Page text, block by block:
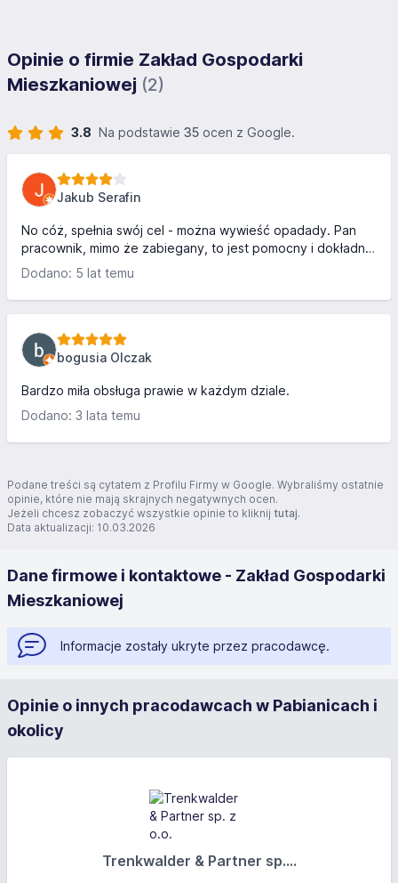
Opinie o firmie Zakład Gospodarki
Mieszkaniowej (2)
3.8 Na podstawie 35 ocen z Google.
Jakub Serafin
No cóż, spełnia swój cel - można wywieść opadady. Pan
pracownik, mimo że zabiegany, to jest pomocny i dokładnie
instruuje gdzie co wrzucić
Dodano: 5 lat temu
bogusia Olczak
Bardzo miła obsługa prawie w każdym dziale.
Dodano: 3 lata temu
Podane treści są cytatem z Profilu Firmy w Google. Wybraliśmy ostatnie
opinie, które nie mają skrajnych negatywnych ocen.
Jeżeli chcesz zobaczyć wszystkie opinie to kliknij tutaj.
Data aktualizacji: 10.03.2026
Dane firmowe i kontaktowe - Zakład Gospodarki
Mieszkaniowej
Informacje zostały ukryte przez pracodawcę.
Opinie o innych pracodawcach w Pabianicach i
okolicy
Trenkwalder & Partner sp....